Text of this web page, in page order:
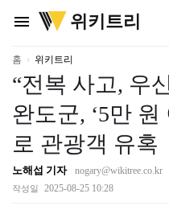
menu
위
키
리
위키트리
홈 위키트리
“전복 사고, 우
완도군, ‘5만
로 관광객 유혹
노해섭 기자 nogary@wikitree.co.kr
작성일 2025-08-25 10:28